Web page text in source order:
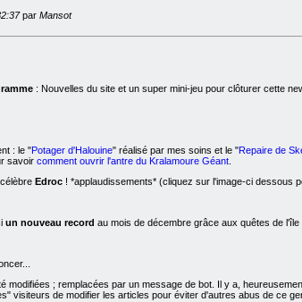
par Mansot
: Nouvelles du site et un super mini-jeu pour clôturer cette
: le "Potager d'Halouine" réalisé par mes soins et le "Repaire de
savoir comment ouvrir l'antre du Kralamoure Géant.
Edroc ! *applaudissements* (cliquez sur l'image-ci dessous
un nouveau record au mois de décembre grâce aux quêtes de l'île
; remplacées par un message de bot. Il y a,
visiteurs de modifier les articles pour éviter d'autres abus de ce